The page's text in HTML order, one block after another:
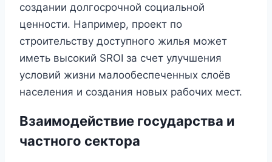
создании долгосрочной социальной
ценности. Например, проект по
строительству доступного жилья может
иметь высокий SROI за счет улучшения
условий жизни малообеспеченных слоёв
населения и создания новых рабочих мест.
Взаимодействие государства и
частного сектора